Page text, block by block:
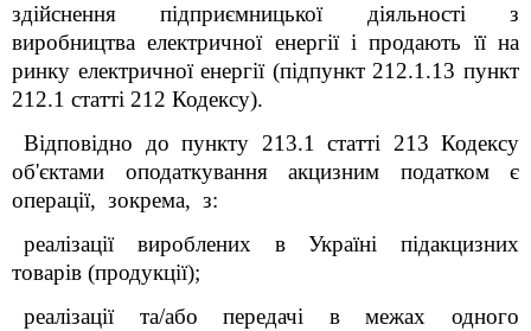
здійснення підприємницької діяльності з
виробництва електричної енергії і продають її на
ринку електричної енергії (підпункт 212.1.13 пункт
212.1 статті 212 Кодексу).
Відповідно до пункту 213.1 статті 213 Кодексу
об'єктами оподаткування акцизним податком є
операції, зокрема, з:
реалізації вироблених в Україні підакцизних
товарів (продукції);
реалізації та/або передачі в межах одного